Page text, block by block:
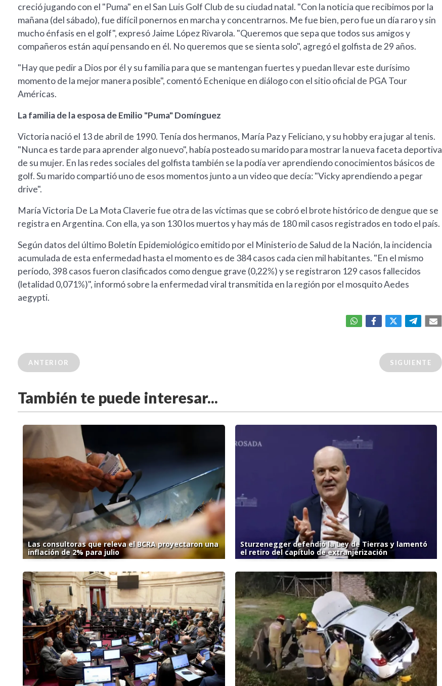
creció jugando con el "Puma" en el San Luis Golf Club de su ciudad natal. "Con la noticia que recibimos por la
mañana (del sábado), fue difícil ponernos en marcha y concentrarnos. Me fue bien, pero fue un día raro y sin
mucho énfasis en el golf", expresó Jaime López Rivarola. "Queremos que sepa que todos sus amigos y
compañeros están aquí pensando en él. No queremos que se sienta solo", agregó el golfista de 29 años.
"Hay que pedir a Dios por él y su familia para que se mantengan fuertes y puedan llevar este durísimo
momento de la mejor manera posible", comentó Echenique en diálogo con el sitio oficial de PGA Tour
Américas.
La familia de la esposa de Emilio "Puma" Domínguez
Victoria nació el 13 de abril de 1990. Tenía dos hermanos, María Paz y Feliciano, y su hobby era jugar al tenis.
"Nunca es tarde para aprender algo nuevo", había posteado su marido para mostrar la nueva faceta deportiva
de su mujer. En las redes sociales del golfista también se la podía ver aprendiendo conocimientos básicos de
golf. Su marido compartió uno de esos momentos junto a un video que decía: "Vicky aprendiendo a pegar
drive".
María Victoria De La Mota Claverie fue otra de las víctimas que se cobró el brote histórico de dengue que se
registra en Argentina. Con ella, ya son 130 los muertos y hay más de 180 mil casos registrados en todo el país.
Según datos del último Boletín Epidemiológico emitido por el Ministerio de Salud de la Nación, la incidencia
acumulada de esta enfermedad hasta el momento es de 384 casos cada cien mil habitantes. "En el mismo
período, 398 casos fueron clasificados como dengue grave (0,22%) y se registraron 129 casos fallecidos
(letalidad 0,071%)", informó sobre la enfermedad viral transmitida en la región por el mosquito Aedes
aegypti.
ANTERIOR SIGUIENTE
También te puede interesar...
Las consultoras que releva el BCRA proyectaron una
inflación de 2% para julio
Sturzenegger defendió la Ley de Tierras y lamentó
el retiro del capítulo de extranjerización